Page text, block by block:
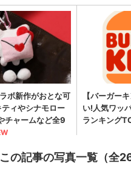
この記事の写真一覧（全26